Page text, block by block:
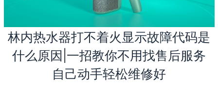
林内热水器打不着火显示故障代码是
什么原因|一招教你不用找售后服务
自己动手轻松维修好